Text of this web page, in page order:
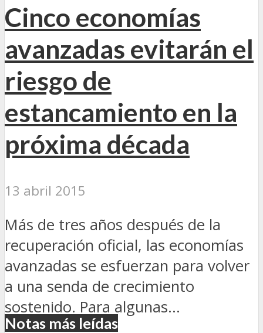
Cinco economías
avanzadas evitarán el
riesgo de
estancamiento en la
próxima década
13 abril 2015
Más de tres años después de la
recuperación oficial, las economías
avanzadas se esfuerzan para volver
a una senda de crecimiento
sostenido. Para algunas...
Notas más leídas